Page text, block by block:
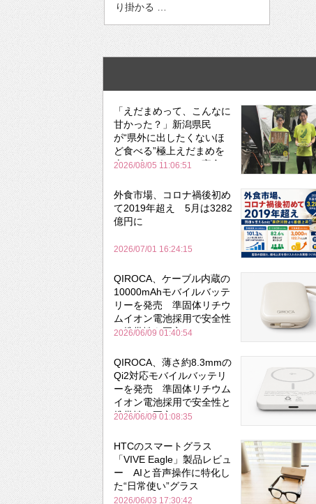
り掛かる …
「えだまめって、こんなに
甘かった？」新潟県民
が“県外に出したくないほ
ど食べる”極上えだまめを
森のビアガーデンで実食
2026/08/05 11:06:51
外食市場、コロナ禍後初め
て2019年超え 5月は3282
億円に
2026/07/01 16:24:15
QIROCA、ケーブル内蔵の
10000mAhモバイルバッテ
リーを発売 準固体リチウ
ムイオン電池採用で安全性
と携帯性を両立
2026/06/09 01:40:54
QIROCA、薄さ約8.3mmの
Qi2対応モバイルバッテリ
ーを発売 準固体リチウム
イオン電池採用で安全性と
携帯性を両立
2026/06/09 01:08:35
HTCのスマートグラス
「VIVE Eagle」製品レビュ
ー AIと音声操作に特化し
た“日常使い”グラス
2026/06/03 17:30:42